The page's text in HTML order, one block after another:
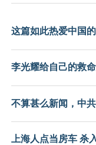
这篇如此热爱中国
李光耀给自己的救
不算甚么新闻，中
上海人点当房车 杀